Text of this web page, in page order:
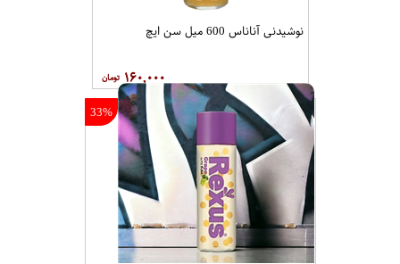
نوشیدنی آناناس 600 میل سن ایچ
۱۶۰,۰۰۰
33%